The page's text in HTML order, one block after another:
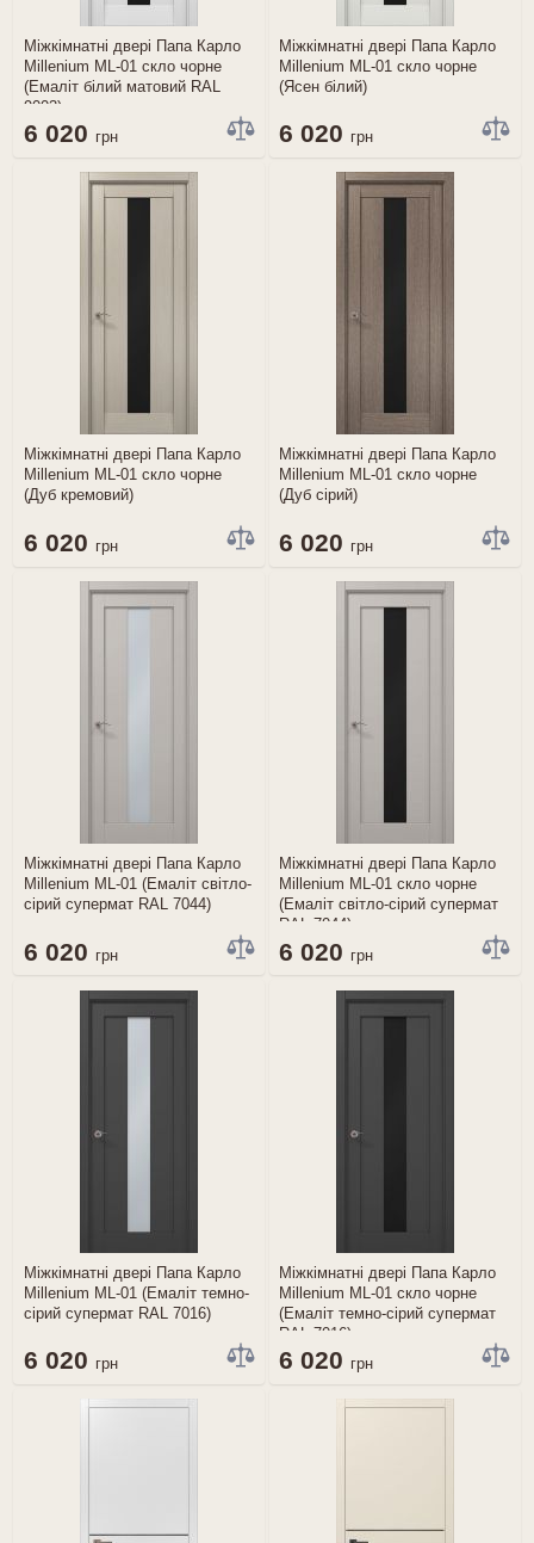
Міжкімнатні двері Папа Карло
Millenium ML-01 скло чорне
(Емаліт білий матовий RAL
9003)
6 020 грн
Міжкімнатні двері Папа Карло
Millenium ML-01 скло чорне
(Ясен білий)
6 020 грн
Міжкімнатні двері Папа Карло
Millenium ML-01 скло чорне
(Дуб кремовий)
6 020 грн
Міжкімнатні двері Папа Карло
Millenium ML-01 скло чорне
(Дуб сірий)
6 020 грн
Міжкімнатні двері Папа Карло
Millenium ML-01 (Емаліт світло-
сірий супермат RAL 7044)
6 020 грн
Міжкімнатні двері Папа Карло
Millenium ML-01 скло чорне
(Емаліт світло-сірий супермат
RAL 7044)
6 020 грн
Міжкімнатні двері Папа Карло
Millenium ML-01 (Емаліт темно-
сірий супермат RAL 7016)
6 020 грн
Міжкімнатні двері Папа Карло
Millenium ML-01 скло чорне
(Емаліт темно-сірий супермат
RAL 7016)
6 020 грн